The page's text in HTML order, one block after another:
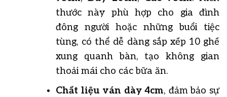
thước này phù hợp cho gia đình
đông người hoặc những buổi tiệc
tùng, có thể dễ dàng sắp xếp 10 ghế
xung quanh bàn, tạo không gian
thoải mái cho các bữa ăn.
Chất liệu ván dày 4cm, đảm bảo sự